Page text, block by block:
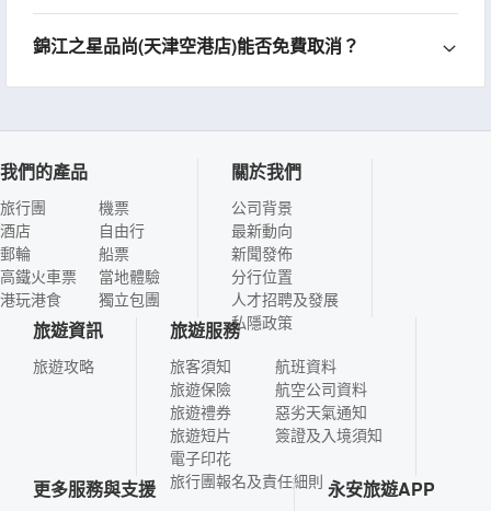
錦江之星品尚(天津空港店)能否免費取消？
我們的產品
旅行團
酒店
郵輪
高鐵火車票
港玩港食
機票
自由行
船票
當地體驗
獨立包團
關於我們
公司背景
最新動向
新聞發佈
分行位置
人才招聘及發展
私隱政策
旅遊資訊
旅遊攻略
旅遊服務
旅客須知
旅遊保險
旅遊禮券
旅遊短片
電子印花
航班資料
航空公司資料
惡劣天氣通知
簽證及入境須知
旅行團報名及責任細則
更多服務與支援 永安旅遊APP